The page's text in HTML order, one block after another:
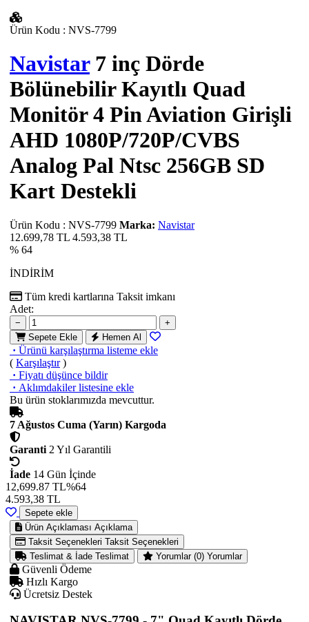
Ürün Kodu : NVS-7799
Navistar7 inç Dörde
Bölünebilir Kayıtlı Quad
Monitör 4 Pin Aviation Girişli
AHD 1080P/720P/CVBS
Analog Pal Ntsc 256GB SD
Kart Destekli
Ürün Kodu : NVS-7799 Marka: Navistar
12.699,78 TL 4.593,38 TL
% 64
İNDİRİM
Tüm kredi kartlarına Taksit imkanı
Adet:
−
+
Sepete Ekle
Hemen Al
· Ürünü karşılaştırma listeme ekle
( Karşılaştır)
· Fiyatı düşünce bildir
· Aklımdakiler listesine ekle
Bu ürün stoklarımızda mevcuttur.
7 Ağustos Cuma (Yarın) Kargoda
Garanti 2 Yıl Garantili
İade 14 Gün İçinde
12,699.87 TL%64
4.593,38 TL
Sepete ekle
Ürün Açıklaması Açıklama
Taksit Seçenekleri Taksit Seçenekleri
Teslimat & İade Teslimat Yorumlar (0) Yorumlar
Güvenli Ödeme
Hızlı Kargo
Ücretsiz Destek